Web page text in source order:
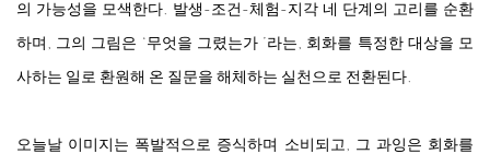
의 가능성을 모색한다. 발생-조건-체험-지각 네 단계의 고리를 순환
하며, 그의 그림은 ‘무엇을 그렸는가 ’라는, 회화를 특정한 대상을 모
사하는 일로 환원해 온 질문을 해체하는 실천으로 전환된다.
오늘날 이미지는 폭발적으로 증식하며 소비되고, 그 과잉은 회화를